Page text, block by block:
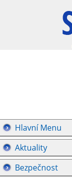
Hlavní Menu
Aktuality
Bezpečnost